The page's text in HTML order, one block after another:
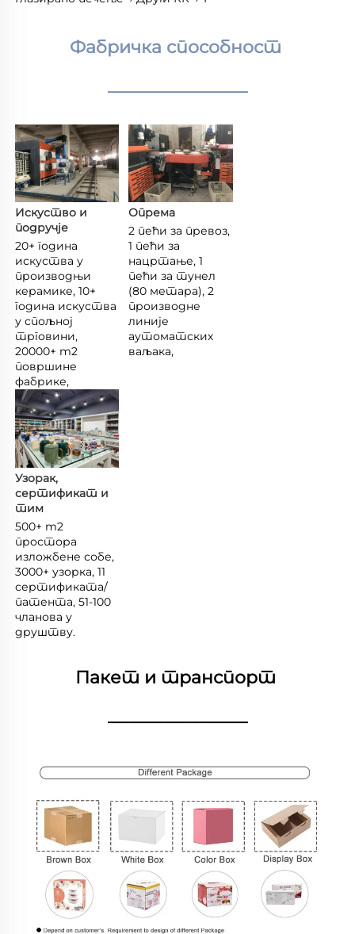
Фабричка способност
________________
Искуство и
подручје
20+ година
искуства у
производњи
керамике, 10+
година искуства
у спољној
трговини,
20000+ m2
површине
фабрике,
Опрема
2 пећи за превоз,
1 пећи за
нацртање, 1
пећи за тунел
(80 метара), 2
производне
линије
аутоматских
ваљака,
Узорак,
сертификат и
тим
500+ m2
простора
изложбене собе,
3000+ узорка, 11
сертификата/
патента, 51-100
чланова у
друштву.
Пакет и транспорт
________________